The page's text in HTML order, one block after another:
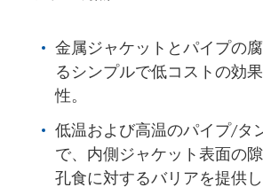
金属ジャケットとパイプの
るシンプルで低コストの効
性。
低温および高温のパイプ/タ
で、内側ジャケット表面の
孔食に対するバリアを提供し